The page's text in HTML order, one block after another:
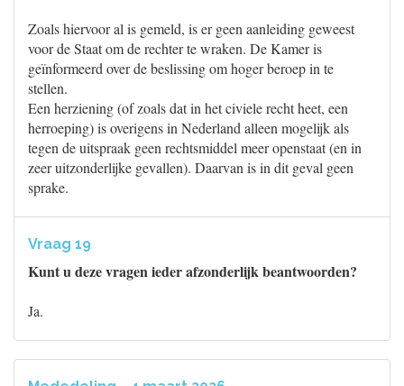
Zoals hiervoor al is gemeld, is er geen aanleiding geweest
voor de Staat om de rechter te wraken. De Kamer is
geïnformeerd over de beslissing om hoger beroep in te
stellen.
Een herziening (of zoals dat in het civiele recht heet, een
herroeping) is overigens in Nederland alleen mogelijk als
tegen de uitspraak geen rechtsmiddel meer openstaat (en in
zeer uitzonderlijke gevallen). Daarvan is in dit geval geen
sprake.
Vraag 19
Kunt u deze vragen ieder afzonderlijk beantwoorden?
Ja.